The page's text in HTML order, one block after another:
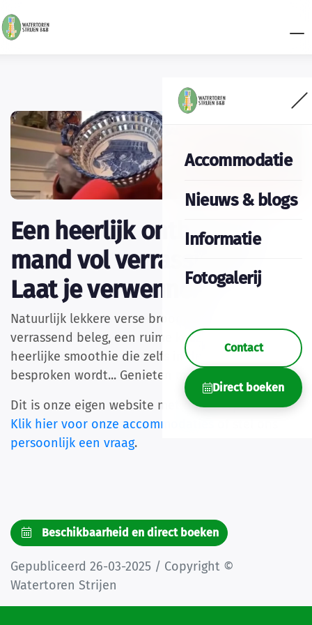
Accommodatie
Nieuws & blogs
Informatie
Fotogalerij
Contact
Direct boeken
Een heerlijk ontbijt: een
mand vol verrassingen.
Laat je verwennen.
Natuurlijk lekkere verse broodjes. Maar ook
verrassend beleg, een ruime keuze. En een
heerlijke smoothie die zelfs in de reviews
besproken wordt... Genieten met een grote G!
Dit is onze eigen website met de scherpste prijs.
Klik hier voor onze accommodaties
persoonlijk een vraag.
Beschikbaarheid en direct boeken
Gepubliceerd 26-03-2025 / Copyright ©
Watertoren Strijen